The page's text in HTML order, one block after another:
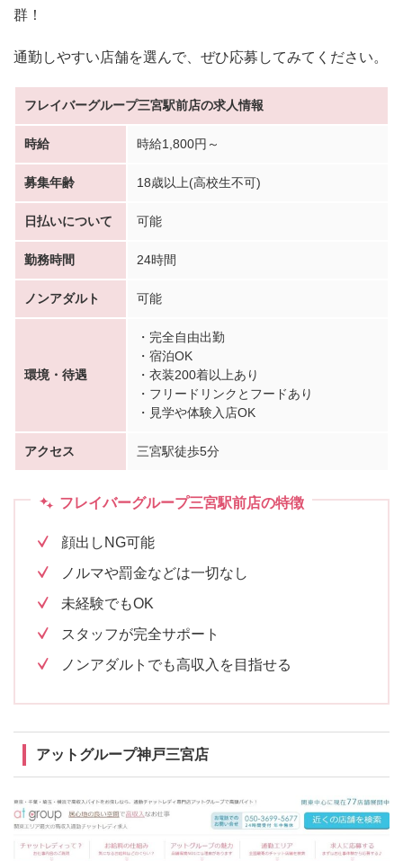
群！
通勤しやすい店舗を選んで、ぜひ応募してみてください。
フレイバーグループ三宮駅前店の求人情報
時給 時給1,800円～
募集年齢 18歳以上(高校生不可)
日払いについて 可能
勤務時間 24時間
ノンアダルト 可能
環境・待遇
・完全自由出勤
・宿泊OK
・衣装200着以上あり
・フリードリンクとフードあり
・見学や体験入店OK
アクセス 三宮駅徒歩5分
フレイバーグループ三宮駅前店の特徴
顔出しNG可能
ノルマや罰金などは一切なし
未経験でもOK
スタッフが完全サポート
ノンアダルトでも高収入を目指せる
アットグループ神戸三宮店